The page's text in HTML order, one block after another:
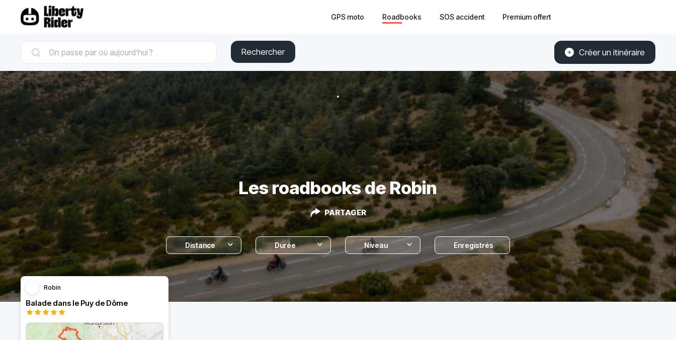
GPS moto Roadbooks SOS accident Premium offert
Rechercher Créer un itinéraire
Les roadbooks de Robin
PARTAGER
Distance Durée Niveau Enregistrés
Robin
Balade dans le Puy de Dôme